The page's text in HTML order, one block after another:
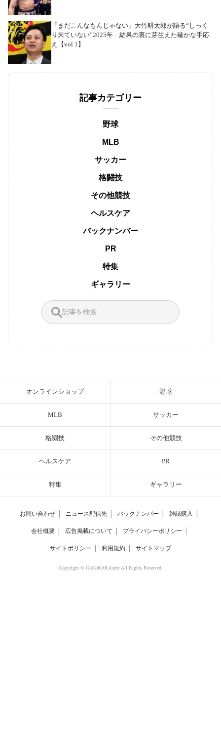
「まだこんなもんじゃない」大竹耕太郎が語る“しっく
り来ていない”2025年 結果の裏に芽生えた確かな手応
え【vol.1】
記事カテゴリー
野球
MLB
サッカー
格闘技
その他競技
ヘルスケア
バックナンバー
PR
特集
ギャラリー
オンラインショップ 野球
MLB サッカー
格闘技 その他競技
ヘルスケア PR
特集 ギャラリー
お問い合わせ ニュース配信先 バックナンバー 雑誌購入
会社概要 広告掲載について プライバシーポリシー
サイトポリシー 利用規約 サイトマップ
Copyright © CoCoKARAnext All Rights Reserved.